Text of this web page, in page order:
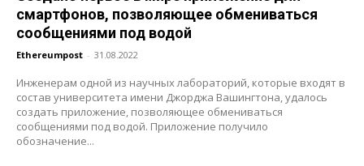
смартфонов, позволяющее обмениваться
сообщениями под водой
Ethereumpost - 31.08.2022
Инженерам одной из научных лабораторий, которые входят в
состав университета имени Джорджа Вашингтона, удалось
создать приложение, позволяющее обмениваться
сообщениями под водой. Приложение получило
обозначение...